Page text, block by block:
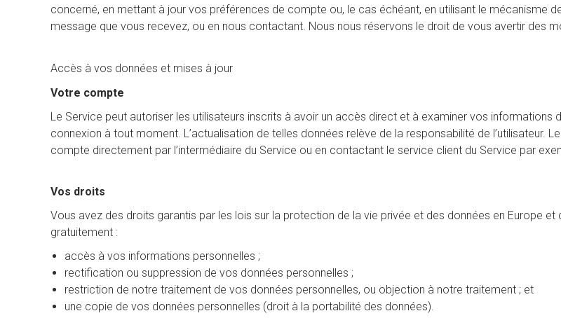
concerné, en mettant à jour vos préférences de compte ou, le cas échéant, en utilisant le mécanisme
message que vous recevez, ou en nous contactant. Nous nous réservons le droit de vous avertir des
Accès à vos données et mises à jour
Votre compte
Le Service peut autoriser les utilisateurs inscrits à avoir un accès direct et à examiner vos
connexion à tout moment. L’actualisation de telles données relève de la responsabilité de l’utilisateur.
compte directement par l’intermédiaire du Service ou en contactant le service client du Service par
Vos droits
Vous avez des droits garantis par les lois sur la protection de la vie privée et des données en Europe
gratuitement :
accès à vos informations personnelles ;
rectification ou suppression de vos données personnelles ;
restriction de notre traitement de vos données personnelles, ou objection à notre traitement ; et
une copie de vos données personnelles (droit à la portabilité des données).